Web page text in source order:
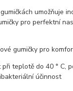
umožňuje
pro perfektní
gumičky pro
teplotě do 40 ° C,
účinnost